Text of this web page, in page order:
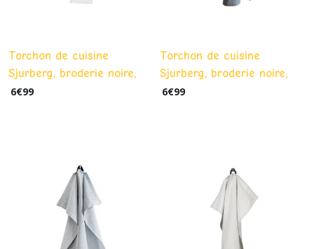
Torchon de cuisine
Sjurberg, broderie noire,
écru/beige - RECYCLED BY
6€99
Torchon de cuisine
Sjurberg, broderie noire,
gris foncé/gris -RECYCLED
6€99